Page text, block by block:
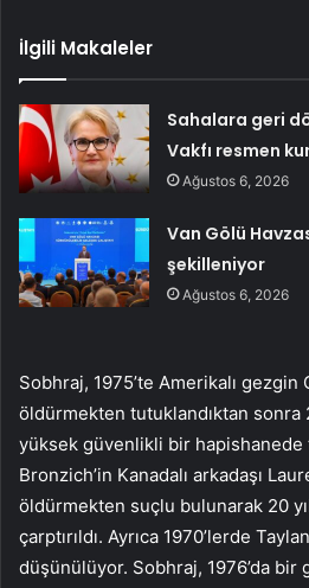
İlgili Makaleler
Sahalara geri
Vakfı resmen
Ağustos 6, 2026
Van Gölü
şekilleniyor
Ağustos 6, 2026
Sobhraj, 1975’te Amerikalı gezgin
öldürmekten tutuklandıktan sonra
yüksek güvenlikli bir hapishanede
Bronzich’in Kanadalı arkadaşı
öldürmekten suçlu bulunarak 20
çarptırıldı. Ayrıca 1970’lerde
düşünülüyor. Sobhraj, 1976’da bir